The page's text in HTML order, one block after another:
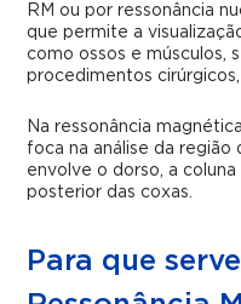
RM ou por ressonância
que permite a
como ossos e músculos,
procedimentos
Na ressonância
foca na análise da região
envolve o dorso, a
posterior das coxas.
Para que